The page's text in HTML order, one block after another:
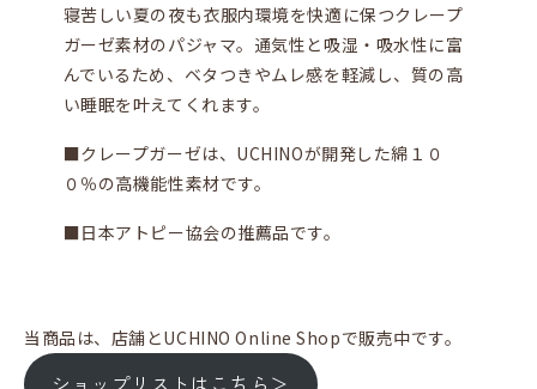
寝苦しい夏の夜も衣服内環境を快適に保つクレープ
ガーゼ素材のパジャマ。通気性と吸湿・吸水性に富
んでいるため、ベタつきやムレ感を軽減し、質の高
い睡眠を叶えてくれます。
■クレープガーゼは、UCHINOが開発した綿１０
０％の高機能性素材です。
■日本アトピー協会の推薦品です。
当商品は、店舗とUCHINO Online Shopで販売中です。